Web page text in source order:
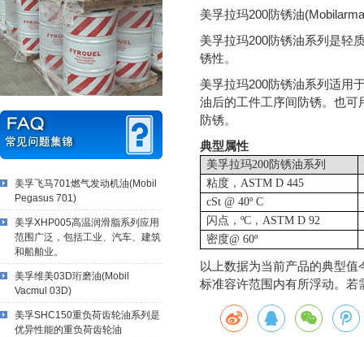
美孚飞马701燃气发动机油(Mobil
Pegasus 701)
美孚XHP005高温润滑脂系列应用
范围广泛，包括工业、汽车、建筑
和船舶业。
美孚维美03D珩磨油(Mobil
Vacmul 03D)
美孚SHC150重负荷齿轮油系列是
优异性能的重负荷齿轮油
美孚拉玛200防锈油
美孚拉玛200防锈油系列是轻
锈性。
美孚拉玛200防锈油系列适用
油后的工件工序间防锈。也可
防锈。
典型属性
美孚拉玛200防锈油系列
粘度， ASTM D 445
cSt @ 40º C
闪点， ºC， ASTM D 92
密度@ 60º
以上数据为当前产品的典型
标准容许范围内有所浮动。若